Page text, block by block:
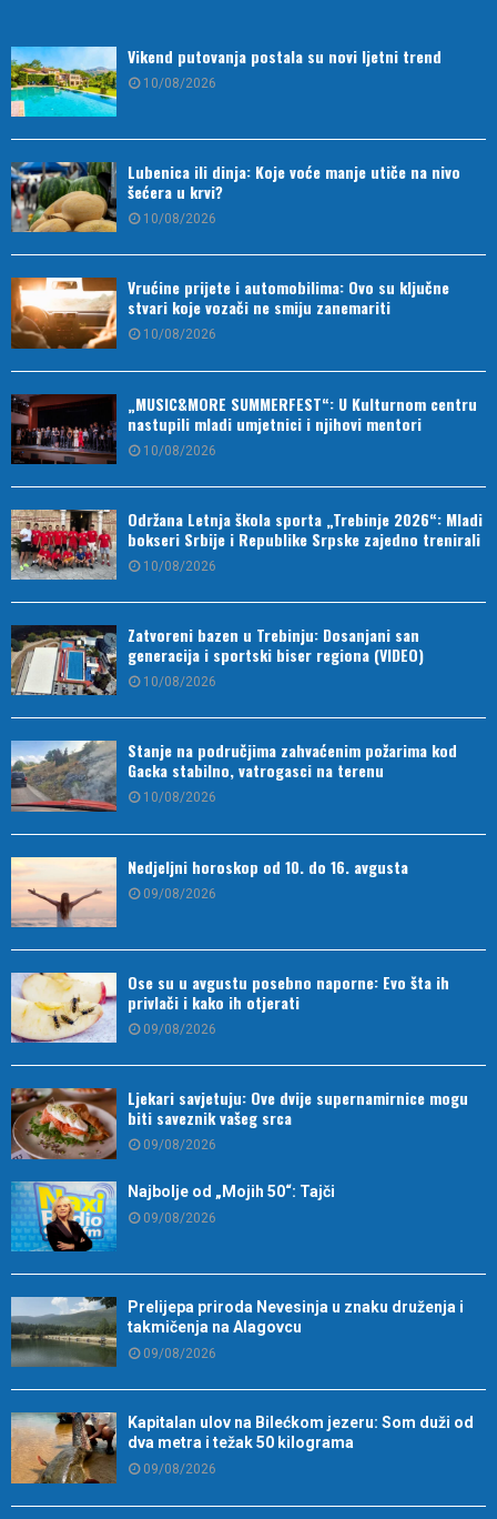
Vikend putovanja postala su novi ljetni trend
10/08/2026
Lubenica ili dinja: Koje voće manje utiče na nivo
šećera u krvi?
10/08/2026
Vrućine prijete i automobilima: Ovo su ključne
stvari koje vozači ne smiju zanemariti
10/08/2026
„MUSIC&MORE SUMMERFEST“: U Kulturnom centru
nastupili mladi umjetnici i njihovi mentori
10/08/2026
Održana Letnja škola sporta „Trebinje 2026“: Mladi
bokseri Srbije i Republike Srpske zajedno trenirali
10/08/2026
Zatvoreni bazen u Trebinju: Dosanjani san
generacija i sportski biser regiona (VIDEO)
10/08/2026
Stanje na područjima zahvaćenim požarima kod
Gacka stabilno, vatrogasci na terenu
10/08/2026
Nedjeljni horoskop od 10. do 16. avgusta
09/08/2026
Ose su u avgustu posebno naporne: Evo šta ih
privlači i kako ih otjerati
09/08/2026
Ljekari savjetuju: Ove dvije supernamirnice mogu
biti saveznik vašeg srca
09/08/2026
Najbolje od „Mojih 50“: Tajči
09/08/2026
Prelijepa priroda Nevesinja u znaku druženja i
takmičenja na Alagovcu
09/08/2026
Kapitalan ulov na Bilećkom jezeru: Som duži od
dva metra i težak 50 kilograma
09/08/2026